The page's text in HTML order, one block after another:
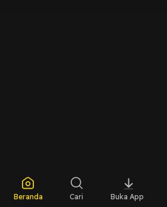
Beranda Cari Buka App